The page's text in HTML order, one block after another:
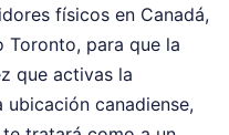
físicos en Canadá,
Toronto, para que la
que activas la
ubicación canadiense,